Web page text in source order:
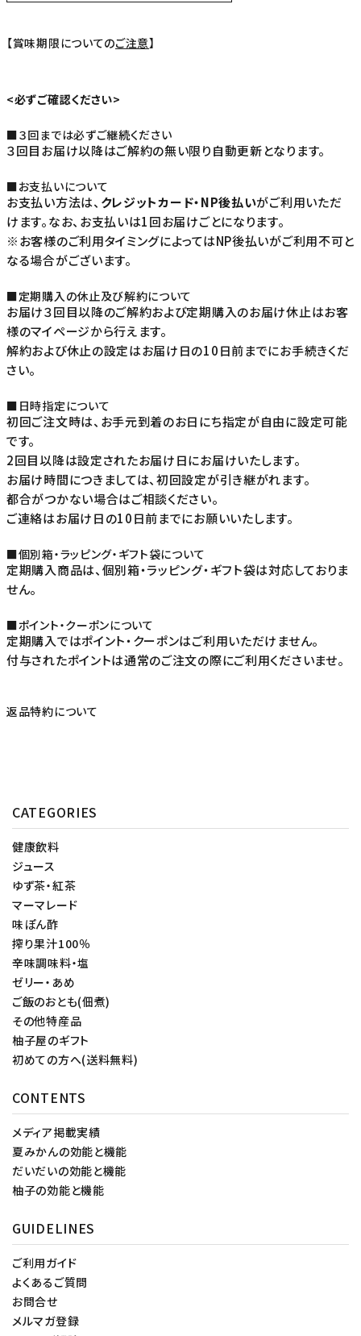
【賞味期限についてのご注意】
<必ずご確認ください>
■３回までは必ずご継続ください
３回目お届け以降はご解約の無い限り自動更新となります。
■お支払いについて
お支払い方法は、 クレジットカード・NP後払いがご利用いただ
けます。なお、お支払いは1回お届けごとになります。
※お客様のご利用タイミングによってはNP後払いがご利用不可と
なる場合がございます。
■定期購入の休止及び解約について
お届け３回目以降のご解約および定期購入のお届け休止はお客
様のマイページから行えます。
解約および休止の設定はお届け日の10日前までにお手続きくだ
さい。
■日時指定について
初回ご注文時は、お手元到着のお日にち指定が自由に設定可能
です。
2回目以降は設定されたお届け日にお届けいたします。
お届け時間につきましては、初回設定が引き継がれます。
都合がつかない場合はご相談ください。
ご連絡はお届け日の10日前までにお願いいたします。
■個別箱・ラッピング・ギフト袋について
定期購入商品は、個別箱・ラッピング・ギフト袋は対応しておりま
せん。
■ポイント・クーポンについて
定期購入ではポイント・クーポンはご利用いただけません。
付与されたポイントは通常のご注文の際にご利用くださいませ。
返品特約について
CATEGORIES
健康飲料
ジュース
ゆず茶・紅茶
マーマレード
味ぽん酢
搾り果汁100％
辛味調味料・塩
ゼリー・あめ
ご飯のおとも(佃煮)
その他特産品
柚子屋のギフト
初めての方へ(送料無料)
CONTENTS
メディア掲載実績
夏みかんの効能と機能
だいだいの効能と機能
柚子の効能と機能
GUIDELINES
ご利用ガイド
よくあるご質問
お問合せ
メルマガ登録